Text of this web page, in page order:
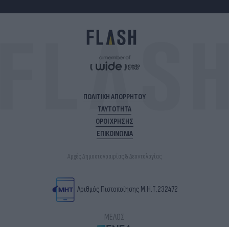
ΠΟΛΙΤΙΚΗ ΑΠΟΡΡΗΤΟΥ
ΤΑΥΤΟΤΗΤΑ
ΟΡΟΙ ΧΡΗΣΗΣ
ΕΠΙΚΟΙΝΩΝΙΑ
Αρχές Δημοσιογραφίας & Δεοντολογίας
Αριθμός Πιστοποίησης Μ.Η.Τ.232472
ΜΕΛΟΣ